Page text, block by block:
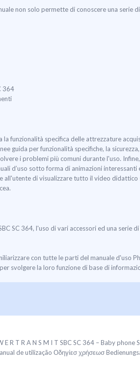
non solo permette di conoscere una serie
364
funzionalità specifica delle attrezzature
guida per funzionalità specifiche, la
i problemi più comuni durante l'uso.
d’uso sotto forma di animazioni
di visualizzare tutto il video didattico
SC 364, l'uso di vari accessori ed una serie
con tutte le parti del manuale d'uso
svolgere la loro funzione di base di
E R T R A N S M I T SBC SC 364 – Baby phone
de utilização Οδηγίεσ χρήσεωσ